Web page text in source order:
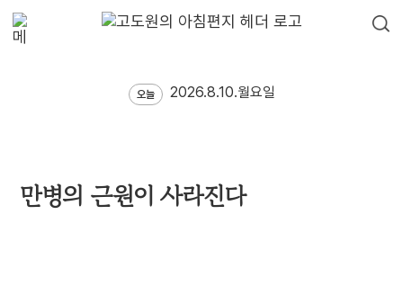
오늘 2026.8.10.월요일
만병의 근원이 사라진다